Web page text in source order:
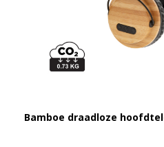
Bamboe draadloze